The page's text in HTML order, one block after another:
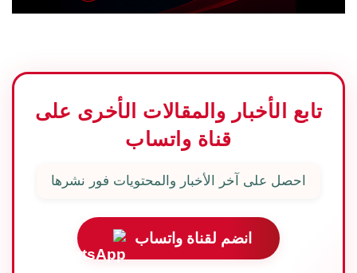
تابع الأخبار والمقالات الأخرى على
قناة واتساب
احصل على آخر الأخبار والمحتويات فور نشرها
انضم لقناة واتساب